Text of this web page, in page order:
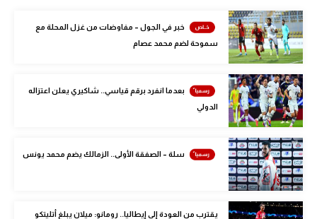
في المونديال
رياضة نسائية
آسيا
أمريكا
ركن الألعاب
أقسام خاصة
Gamers
خبر في الجول – مفاوضات من غزل المحلة مع
سموحة لضم محمد عصام
بعدما انفرد برقم قياسي.. شاكيري يعلن اعتزاله
الدولي
سلة – الصفقة الأولى.. الزمالك يضم محمد يونس
يقترب من العودة إلى إيطاليا.. رومانو: ميلان يبلغ أتليتكو